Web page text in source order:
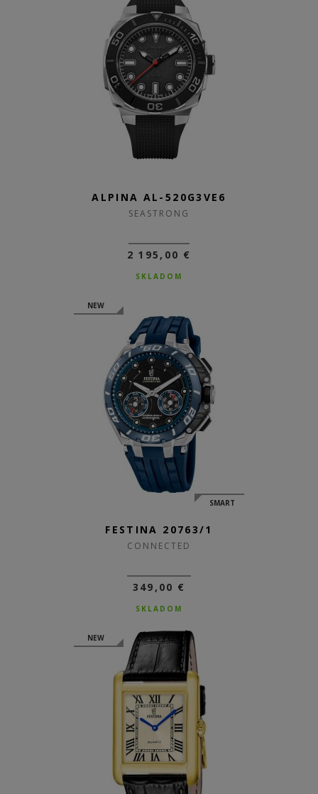
ALPINA AL-520G3VE6
SEASTRONG
2 195,00 €
SKLADOM
NEW
SMART
FESTINA 20763/1
CONNECTED
349,00 €
SKLADOM
NEW